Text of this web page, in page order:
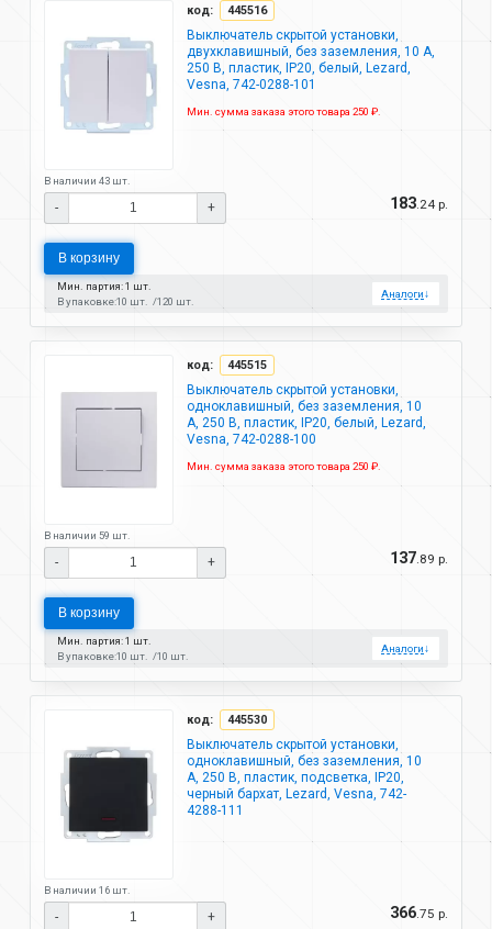
код: 445516
Выключатель скрытой установки,
двухклавишный, без заземления, 10 А,
250 В, пластик, IP20, белый, Lezard,
Vesna, 742-0288-101
Мин. сумма заказа этого товара 250 ₽.
В наличии 43 шт.
- + 183.24 р.
В корзину
Мин. партия: 1 шт.
В упаковке:10 шт. 120 шт.
Аналоги↓
код: 445515
Выключатель скрытой установки,
одноклавишный, без заземления, 10
А, 250 В, пластик, IP20, белый, Lezard,
Vesna, 742-0288-100
Мин. сумма заказа этого товара 250 ₽.
В наличии 59 шт.
- + 137.89 р.
В корзину
Мин. партия: 1 шт.
В упаковке:10 шт. 10 шт.
Аналоги↓
код: 445530
Выключатель скрытой установки,
одноклавишный, без заземления, 10
А, 250 В, пластик, подсветка, IP20,
черный бархат, Lezard, Vesna, 742-
4288-111
В наличии 16 шт.
- + 366.75 р.